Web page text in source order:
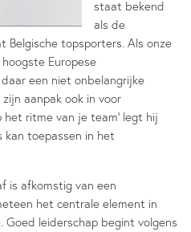
staat bekend
als de
Belgische topsporters. Als onze
Europese
een niet onbelangrijke
aanpak ook in voor
het ritme van je team’ legt hij
kan toepassen in het
is afkomstig van een
het centrale element in
Goed leiderschap begint volgens